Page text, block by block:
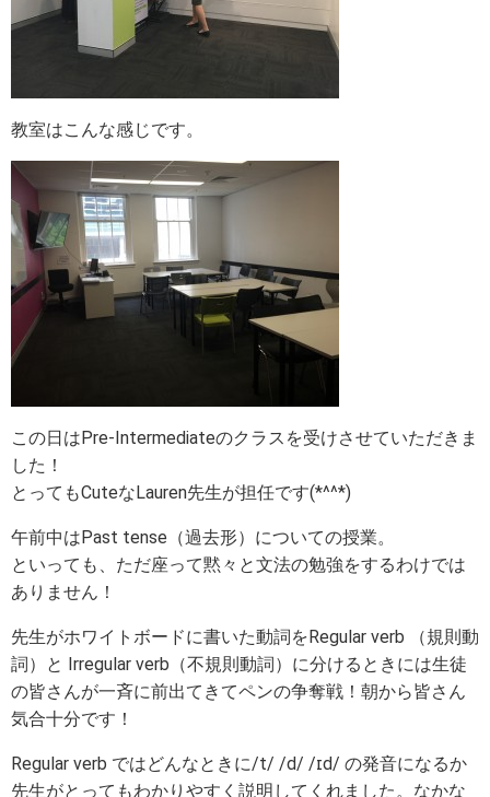
教室はこんな感じです。
この日はPre-Intermediateのクラスを受けさせていただきま
した！
とってもCuteなLauren先生が担任です(*^^*)
午前中はPast tense（過去形）についての授業。
といっても、ただ座って黙々と文法の勉強をするわけでは
ありません！
先生がホワイトボードに書いた動詞をRegular verb （規則動
詞）と Irregular verb（不規則動詞）に分けるときには生徒
の皆さんが一斉に前出てきてペンの争奪戦！朝から皆さん
気合十分です！
Regular verb ではどんなときに/t/ /d/ /ɪd/ の発音になるか
先生がとってもわかりやすく説明してくれました。なかな